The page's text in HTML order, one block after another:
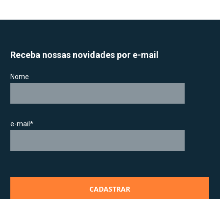
Receba nossas novidades por e-mail
Nome
e-mail*